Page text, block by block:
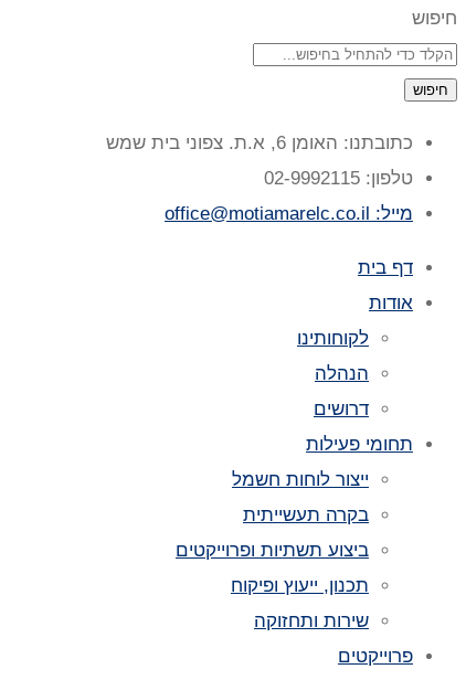
חיפוש
חיפוש
כתובתנו: האומן 6, א.ת. צפוני בית שמש
טלפון: 02-9992115
מייל: office@motiamarelc.co.il
דף בית
אודות
לקוחותינו
הנהלה
דרושים
תחומי פעילות
ייצור לוחות חשמל
בקרה תעשייתית
ביצוע תשתיות ופרוייקטים
תכנון, ייעוץ ופיקוח
שירות ותחזוקה
פרוייקטים